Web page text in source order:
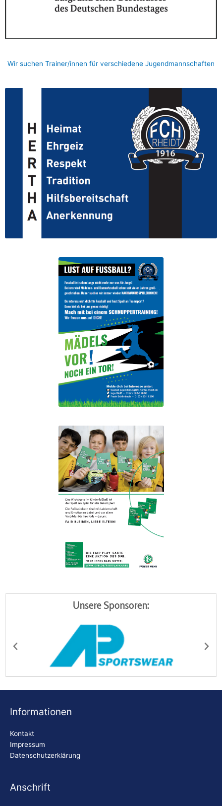
Wir suchen Trainer/innen für verschiedene Jugendmannschaften
Unsere Sponsoren:
AP Sportswear
Informationen
Kontakt
Impressum
Datenschutzerklärung
Anschrift